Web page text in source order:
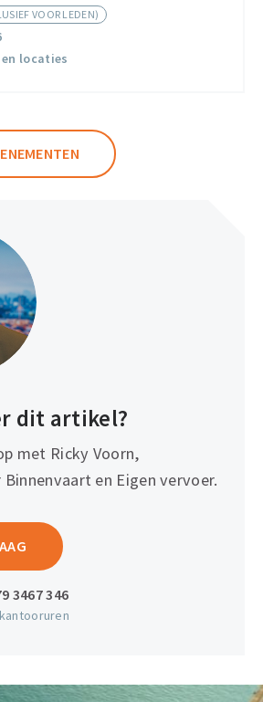
VOOR LEDEN)
locaties
dit artikel?
met Ricky Voorn,
en Eigen vervoer.
3467 346